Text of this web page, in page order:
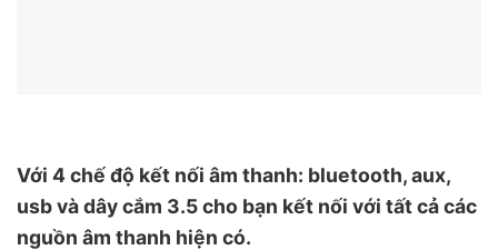
Với 4 chế độ kết nối âm thanh: bluetooth, aux,
usb và dây cắm 3.5 cho bạn kết nối với tất cả các
nguồn âm thanh hiện có.